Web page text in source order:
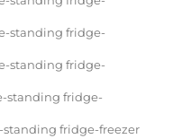
standing fridge-
standing fridge-
standing fridge-
standing fridge-freezer